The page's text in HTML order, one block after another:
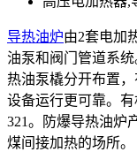
导热油炉由2套电加
油泵和阀门管道系
热油泵橇分开布置
设备运行更可靠。
321。防爆导热油炉
煤间接加热的场所。